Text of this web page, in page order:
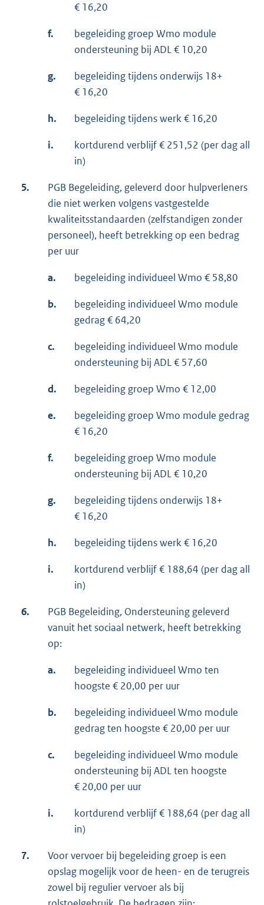
€ 16,20
f.
begeleiding groep Wmo module
ondersteuning bij ADL € 10,20
g.
begeleiding tijdens onderwijs 18+
€ 16,20
h. begeleiding tijdens werk € 16,20
i.
kortdurend verblijf € 251,52 (per dag all
in)
5.
PGB Begeleiding, geleverd door hulpverleners
die niet werken volgens vastgestelde
kwaliteitsstandaarden (zelfstandigen zonder
personeel), heeft betrekking op een bedrag
per uur
a. begeleiding individueel Wmo € 58,80
b.
begeleiding individueel Wmo module
gedrag € 64,20
c.
begeleiding individueel Wmo module
ondersteuning bij ADL € 57,60
d. begeleiding groep Wmo € 12,00
e.
begeleiding groep Wmo module gedrag
€ 16,20
f.
begeleiding groep Wmo module
ondersteuning bij ADL € 10,20
g.
begeleiding tijdens onderwijs 18+
€ 16,20
h. begeleiding tijdens werk € 16,20
i.
kortdurend verblijf € 188,64 (per dag all
in)
6.
PGB Begeleiding, Ondersteuning geleverd
vanuit het sociaal netwerk, heeft betrekking
op:
a.
begeleiding individueel Wmo ten
hoogste € 20,00 per uur
b.
begeleiding individueel Wmo module
gedrag ten hoogste € 20,00 per uur
c.
begeleiding individueel Wmo module
ondersteuning bij ADL ten hoogste
€ 20,00 per uur
i.
kortdurend verblijf € 188,64 (per dag all
in)
7.
Voor vervoer bij begeleiding groep is een
opslag mogelijk voor de heen- en de terugreis
zowel bij regulier vervoer als bij